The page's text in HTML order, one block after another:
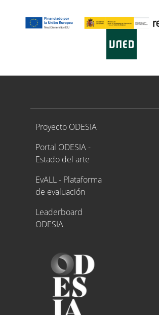
Proyecto ODESIA
Proyecto ODESIA
Portal ODESIA -
Estado del arte
EvALL - Plataforma
de evaluación
Leaderboard
ODESIA